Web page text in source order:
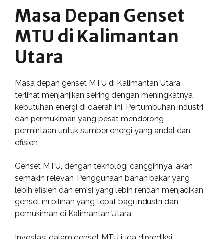
Masa Depan Genset
MTU di Kalimantan
Utara
Masa depan genset MTU di Kalimantan Utara
terlihat menjanjikan seiring dengan meningkatnya
kebutuhan energi di daerah ini. Pertumbuhan industri
dan permukiman yang pesat mendorong
permintaan untuk sumber energi yang andal dan
efisien.
Genset MTU, dengan teknologi canggihnya, akan
semakin relevan. Penggunaan bahan bakar yang
lebih efisien dan emisi yang lebih rendah menjadikan
genset ini pilihan yang tepat bagi industri dan
pemukiman di Kalimantan Utara.